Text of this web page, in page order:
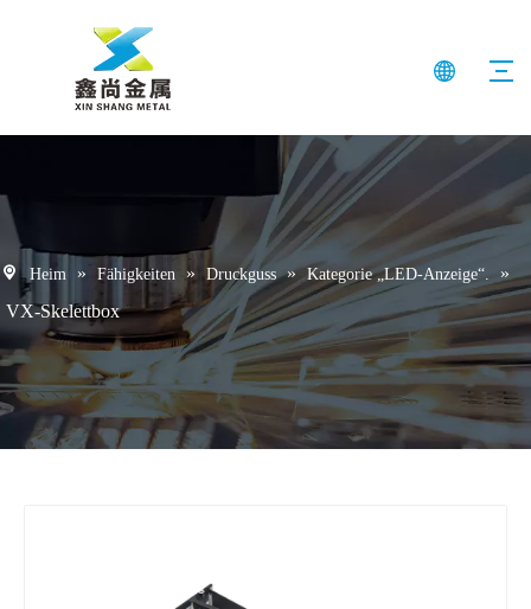
Heim » Fähigkeiten » Druckguss » Kategorie „LED-Anzeige“.
»
VX-Skelettbox